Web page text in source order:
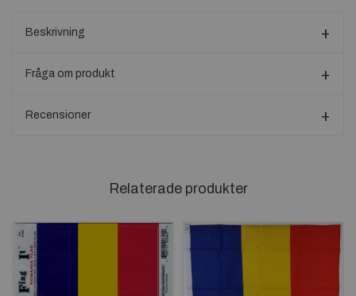
Beskrivning
Fråga om produkt
Recensioner
Relaterade produkter